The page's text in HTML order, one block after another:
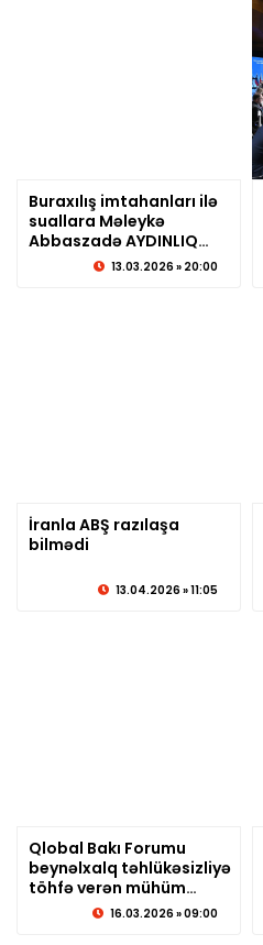
© sabirabadxeber.az
Buraxılış imtahanları ilə
suallara Məleykə
Abbaszadə AYDINLIQ
GƏTİRDİ
13.03.2026 » 20:00
İranla ABŞ razılaşa
bilmədi
13.04.2026 » 11:05
© sabirabadxeber.az
Qlobal Bakı Forumu
beynəlxalq təhlükəsizliyə
töhfə verən mühüm
platformalardandır
16.03.2026 » 09:00